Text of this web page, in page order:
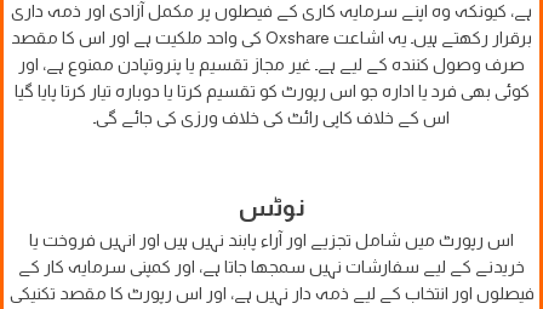
ہے، کیونکہ وہ اپنے سرمایہ کاری کے فیصلوں پر مکمل آزادی اور ذمہ داری
برقرار رکھتے ہیں۔ یہ اشاعت Oxshare کی واحد ملکیت ہے اور اس کا مقصد
صرف وصول کنندہ کے لیے ہے۔ غیر مجاز تقسیم یا پنروتپادن ممنوع ہے، اور
کوئی بھی فرد یا ادارہ جو اس رپورٹ کو تقسیم کرتا یا دوبارہ تیار کرتا پایا گیا
اس کے خلاف کاپی رائٹ کی خلاف ورزی کی جائے گی۔
نوٹس
اس رپورٹ میں شامل تجزیے اور آراء پابند نہیں ہیں اور انہیں فروخت یا
خریدنے کے لیے سفارشات نہیں سمجھا جاتا ہے، اور کمپنی سرمایہ کار کے
فیصلوں اور انتخاب کے لیے ذمہ دار نہیں ہے، اور اس رپورٹ کا مقصد تکنیکی